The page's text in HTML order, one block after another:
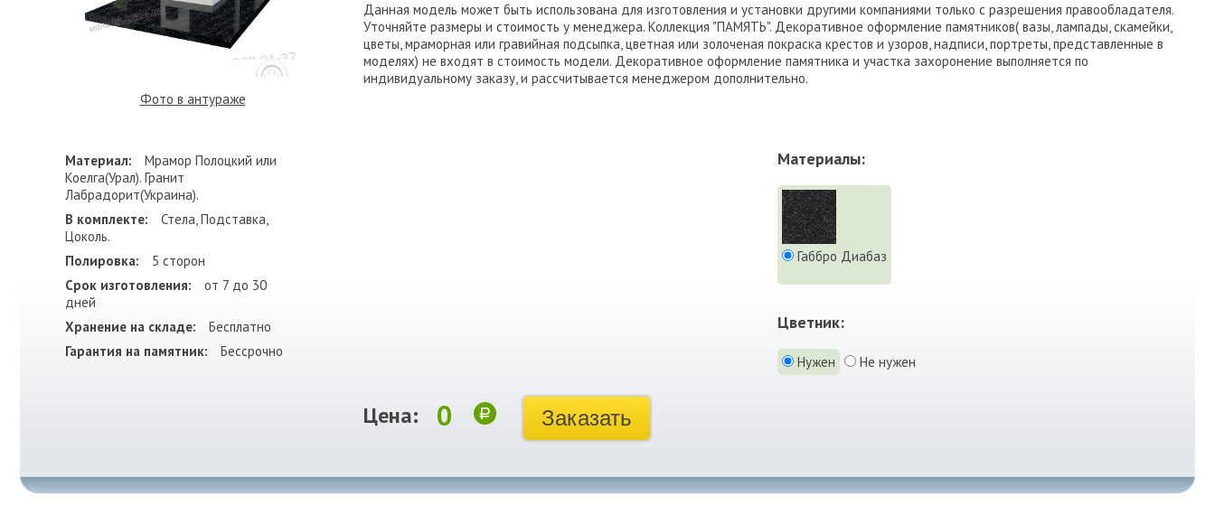
Фото в антураже
Материал:
Мрамор Полоцкий или
Коелга(Урал). Гранит
Лабрадорит(Украина).
В комплекте:
Стела, Подставка,
Цоколь.
Полировка:
5 сторон
Срок изготовления:
от 7 до 30
дней
Хранение на складе:
Бесплатно
Гарантия на памятник:
Бессрочно
Данная модель может быть использована для изготовления и установки другими компаниями только с разрешения правообладателя.
Уточняйте размеры и стоимость у менеджера. Коллекция "ПАМЯТЬ". Декоративное оформление памятников( вазы, лампады, скамейки,
цветы, мраморная или гравийная подсыпка, цветная или золоченая покраска крестов и узоров, надписи, портреты, представленные в
моделях) не входят в стоимость модели. Декоративное оформление памятника и участка захоронение выполняется по
индивидуальному заказу, и рассчитывается менеджером дополнительно.
Материалы:
Габбро Диабаз
Цветник:
Нужен Не нужен
Цена: 0 Заказать